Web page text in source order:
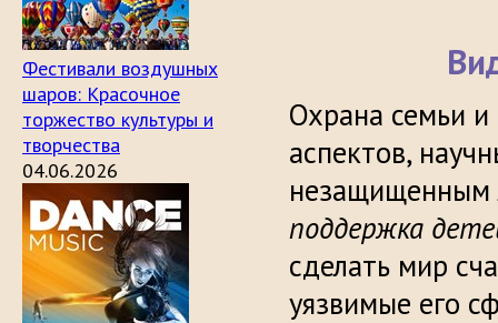
Фестивали воздушных
шаров: Красочное
торжество культуры и
творчества
04.06.2026
Охрана семьи и
аспектов,
незащищенным
поддержка
сделать мир
уязвимые его